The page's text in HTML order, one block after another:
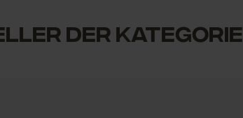
der Kategorie